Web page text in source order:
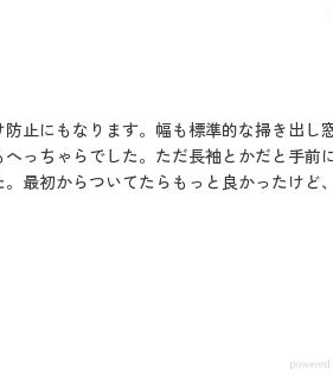
止にもなります。幅も標準的な掃き出し
っちゃらでした。ただ長袖とかだと手前
最初からついてたらもっと良かったけど